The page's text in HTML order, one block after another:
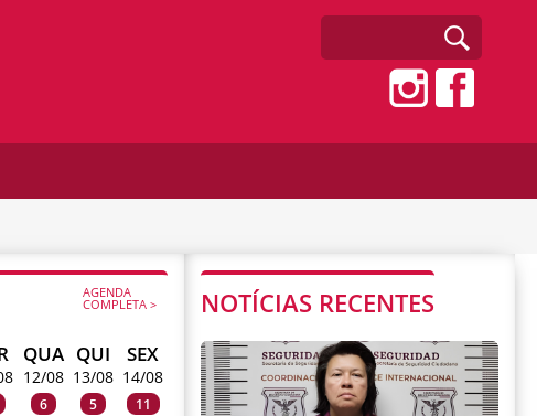
AGENDA
COMPLETA >
QUA
12/08
6
QUI
13/08
5
SEX
14/08
11
NOTÍCIAS RECENTES